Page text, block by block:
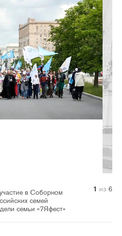
в Соборном
семей
семьи «7Яфест»
1 из 6
2 из 6
3 из 6
4 из 6
5 из 6
6 из 6